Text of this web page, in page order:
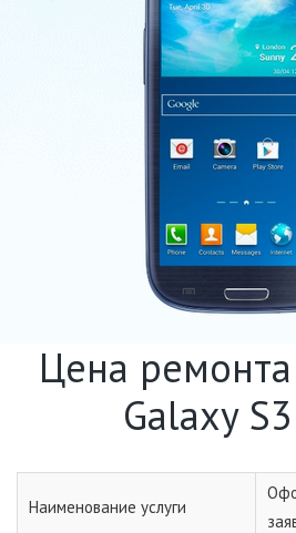
Цена
Galaxy
Наименование услуги